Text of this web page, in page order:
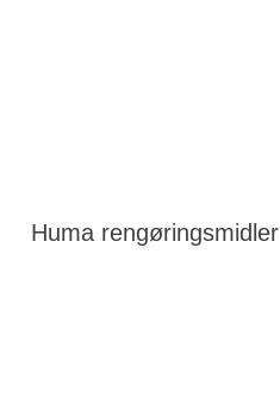
Huma rengøringsmidler